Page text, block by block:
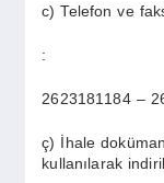
c) Telefon ve
:
2623181184 –
ç) İhale
kullanılarak